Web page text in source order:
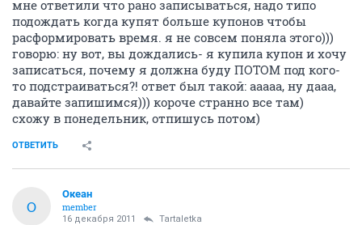
мне ответили что рано записываться, надо типо
подождать когда купят больше купонов чтобы
расформировать время. я не совсем поняла этого)))
говорю: ну вот, вы дождались- я купила купон и хочу
записаться, почему я должна буду ПОТОМ под кого-
то подстраиваться?! ответ был такой: ааааа, ну дааа,
давайте запишимся))) короче странно все там)
схожу в понедельник, отпишусь потом)
ОТВЕТИТЬ
О
Океан
member
16 декабря 2011 Tartaletka